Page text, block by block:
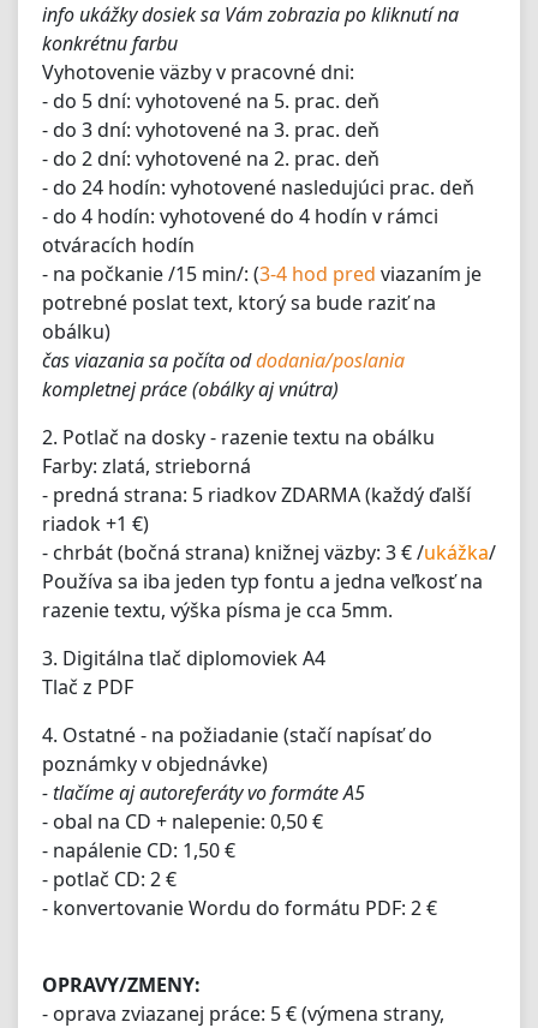
info ukážky dosiek sa Vám zobrazia po kliknutí na
konkrétnu farbu
Vyhotovenie väzby v pracovné dni:
- do 5 dní: vyhotovené na 5. prac. deň
- do 3 dní: vyhotovené na 3. prac. deň
- do 2 dní: vyhotovené na 2. prac. deň
- do 24 hodín: vyhotovené nasledujúci prac. deň
- do 4 hodín: vyhotovené do 4 hodín v rámci
otváracích hodín
- na počkanie /15 min/: (3-4 hod pred viazaním je
potrebné poslat text, ktorý sa bude raziť na
obálku)
čas viazania sa počíta oddodania/poslania
kompletnej práce (obálky aj vnútra)
2. Potlač na dosky - razenie textu na obálku
Farby: zlatá, strieborná
- predná strana: 5 riadkov ZDARMA (každý ďalší
riadok +1 €)
- chrbát (bočná strana) knižnej väzby: 3 € /ukážka/
Používa sa iba jeden typ fontu a jedna veľkosť na
razenie textu, výška písma je cca 5mm.
3. Digitálna tlač diplomoviek A4
Tlač z PDF
4. Ostatné - na požiadanie (stačí napísať do
poznámky v objednávke)
- tlačíme aj autoreferáty vo formáte A5
- obal na CD + nalepenie: 0,50 €
- napálenie CD: 1,50 €
- potlač CD: 2 €
- konvertovanie Wordu do formátu PDF: 2 €
OPRAVY/ZMENY:
- oprava zviazanej práce: 5 € (výmena strany,